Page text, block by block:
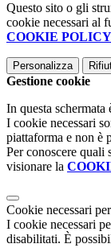
Questo sito o gli
cookie necessari al
COOKIE POLICY
Personalizza
Gestione cookie
In questa
I cookie necessari
piattaforma e non è
Per conoscere quali
visionare la
Cookie necessari
I cookie necessari
disabilitati. È